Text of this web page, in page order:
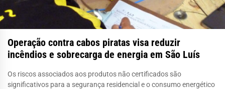
Operação contra cabos piratas visa reduzir
incêndios e sobrecarga de energia em São Luís
Os riscos associados aos produtos não certificados são
significativos para a segurança residencial e o consumo energético